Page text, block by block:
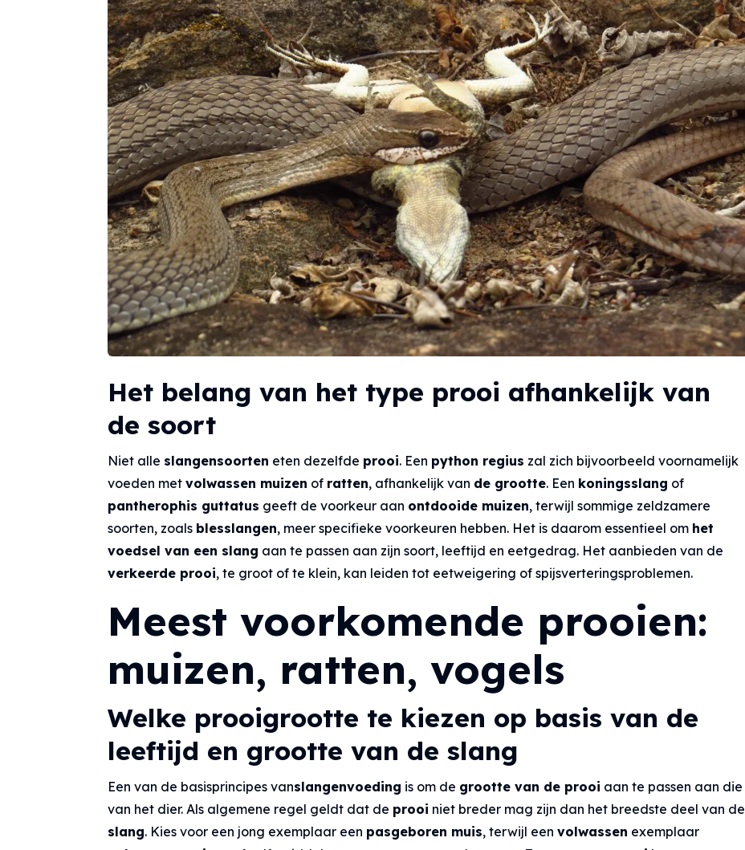
Het belang van het type prooi afhankelijk van
de soort
Niet alle slangensoorten eten dezelfde prooi. Een python regius zal zich bijvoorbeeld voornamelijk
voeden metvolwassen muizen of ratten, afhankelijk van de grootte. Een koningsslang of
pantherophis guttatus geeft de voorkeur aan ontdooide muizen, terwijl sommige zeldzamere
soorten, zoals blesslangen, meer specifieke voorkeuren hebben. Het is daarom essentieel om het
voedsel van een slang aan te passen aan zijn soort, leeftijd en eetgedrag. Het aanbieden van de
verkeerde prooi, te groot of te klein, kan leiden tot eetweigering of spijsverteringsproblemen.
Meest voorkomende prooien:
muizen, ratten, vogels
Welke prooigrootte te kiezen op basis van de
leeftijd en grootte van de slang
Een van de basisprincipes vanslangenvoeding is om de grootte van de prooi aan te passen aan die
van het dier. Als algemene regel geldt dat de prooi niet breder mag zijn dan het breedste deel van de
slang. Kies voor een jong exemplaar een pasgeboren muis, terwijl eenvolwassen exemplaar